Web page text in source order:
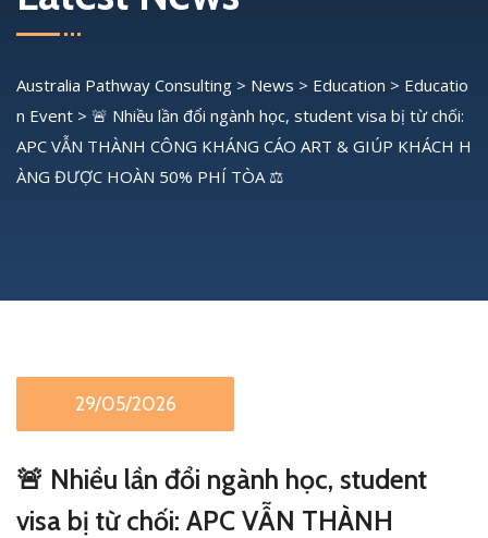
Australia Pathway Consulting > News > Education > Educatio
n Event > 🚨 Nhiều lần đổi ngành học, student visa bị từ chối:
APC VẪN THÀNH CÔNG KHÁNG CÁO ART & GIÚP KHÁCH H
ÀNG ĐƯỢC HOÀN 50% PHÍ TÒA ⚖️
29/05/2026
🚨 Nhiều lần đổi ngành học, student
visa bị từ chối: APC VẪN THÀNH